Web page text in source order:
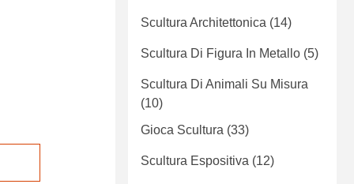
Scultura Architettonica (14)
Scultura Di Figura In Metallo (5)
Scultura Di Animali Su Misura
(10)
Gioca Scultura (33)
Scultura Espositiva (12)